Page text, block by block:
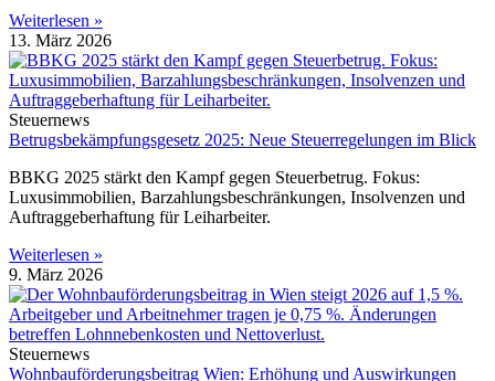
Weiterlesen »
13. März 2026
Steuernews
Betrugsbekämpfungsgesetz 2025: Neue Steuerregelungen im Blick
BBKG 2025 stärkt den Kampf gegen Steuerbetrug. Fokus:
Luxusimmobilien, Barzahlungsbeschränkungen, Insolvenzen und
Auftraggeberhaftung für Leiharbeiter.
Weiterlesen »
9. März 2026
Steuernews
Wohnbauförderungsbeitrag Wien: Erhöhung und Auswirkungen